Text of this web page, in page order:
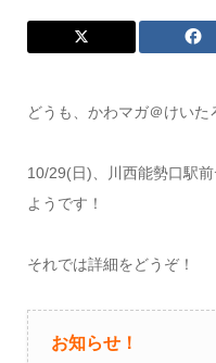
どうも、かわマガ＠けいた
10/29(日)、川西能勢口駅
ようです！
それでは詳細をどうぞ！
お知らせ！